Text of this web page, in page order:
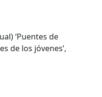
‘Puentes de
de los jóvenes’,